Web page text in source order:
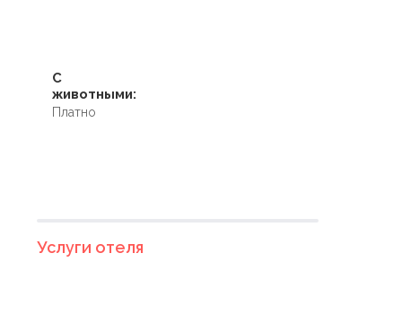
С
животными:
Платно
Услуги отеля